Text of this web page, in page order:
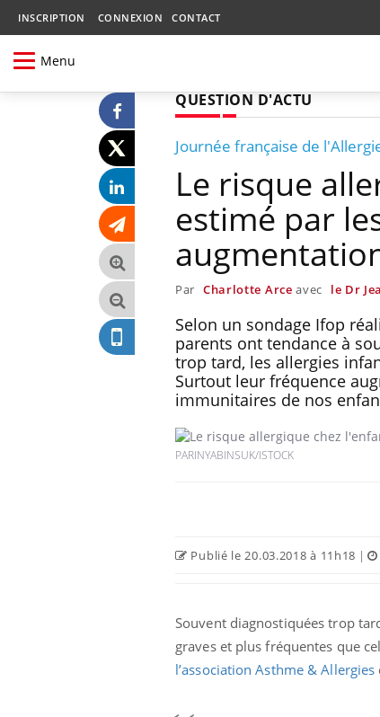
INSCRIPTION CONNEXION CONTACT
Menu
QUESTION D'ACTU
Journée française de
Le risque
estimé par
Par Charlotte Arce avec le Dr
Selon un sondage Ifop
parents ont tendance à
trop tard, les allergies
Surtout leur fréquence
immunitaires de nos
PARINYABINSUK/ISTOCK
Publié le 20.03.2018 à 11h18 |
Souvent diagnostiquées trop
graves et plus fréquentes que
l’association Asthme & Allergies